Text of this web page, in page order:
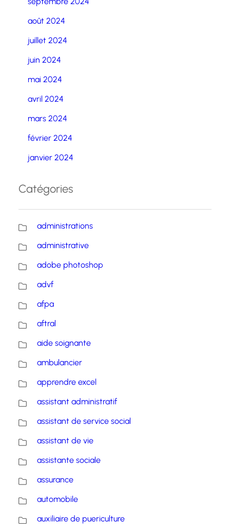
août 2024
juillet 2024
juin 2024
mai 2024
avril 2024
mars 2024
février 2024
janvier 2024
Catégories
administrations
administrative
adobe photoshop
advf
afpa
aftral
aide soignante
ambulancier
apprendre excel
assistant administratif
assistant de service social
assistant de vie
assistante sociale
assurance
automobile
auxiliaire de puericulture